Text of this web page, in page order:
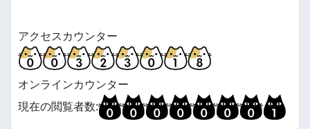
アクセスカウンター
オンラインカウンター
現在の閲覧者数: